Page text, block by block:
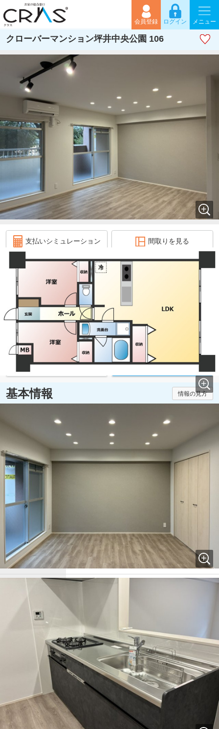
会員登録 ログイン メニュー
クローバーマンション坪井中央公園 106
支払いシミュレーション 間取りを見る
1,290万円
(ローン：3.4万円/月)
1階
2LDK 60.48㎡
☆【令和7年12月リフォーム済！】坪井川公園駅まで徒歩3分♪
専用庭付き♪コンビニ・公園・銀行が徒歩圏内に充実♪近隣駐車
場契約済み♪黒髪小・桜山中エリア☆
お気に入り追加 お問い合わせ
基本情報 情報の見方
4,900円
ローン 3.4万円/月
間取り / 詳細
専有面積 /
ルーフバルコニ
ー面積 /
テラス面積 /
専用庭面積
- / - / 16.30㎡
南
種別 / 構造 中古マンション / 鉄骨鉄筋コンクリート
所在階 / 階建 1階 / 9階建
熊本県 熊本市中央区坪井６丁目12-
1
交通
熊本電気鉄道 坪井川公園」駅 徒歩3分
熊本電気鉄道
黒髪町」駅 徒歩7分
熊本電気鉄道 「打越